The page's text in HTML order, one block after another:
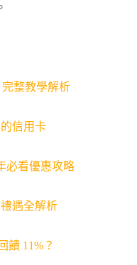
完整教學解析
信用卡
必看優惠攻略
遇全解析
饋 11%？